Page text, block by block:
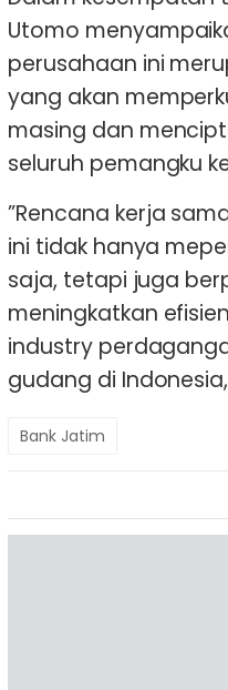
Utomo
perusahaan ini
yang akan
masing dan
seluruh pemangku
”Rencana kerja
ini tidak hanya
saja, tetapi juga
meningkatkan
industry
gudang di
Bank Jatim